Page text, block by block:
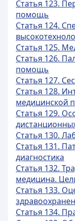
Статья 123.
помощь
Статья 124.
Статья 125.
Статья 126.
помощь
Статья 127.
Статья 128.
медицинской
Статья 129.
Статья 130.
Статья 131.
диагностика
Статья 132.
медицина.
Статья 133.
Статья 134.